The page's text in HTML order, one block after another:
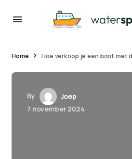
Home Hoe verkoop je een boot met
By
Joep
7 november 2024